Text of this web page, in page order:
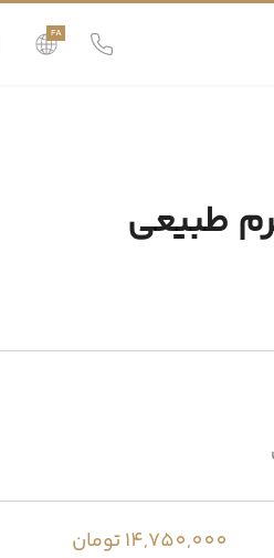
FA
طبیعی
14,750,000 تومان